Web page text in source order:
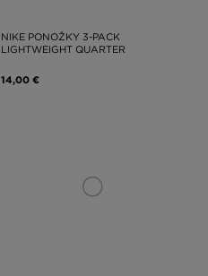
NIKE PONOŽKY 3-PACK
LIGHTWEIGHT QUARTER
14,00 €